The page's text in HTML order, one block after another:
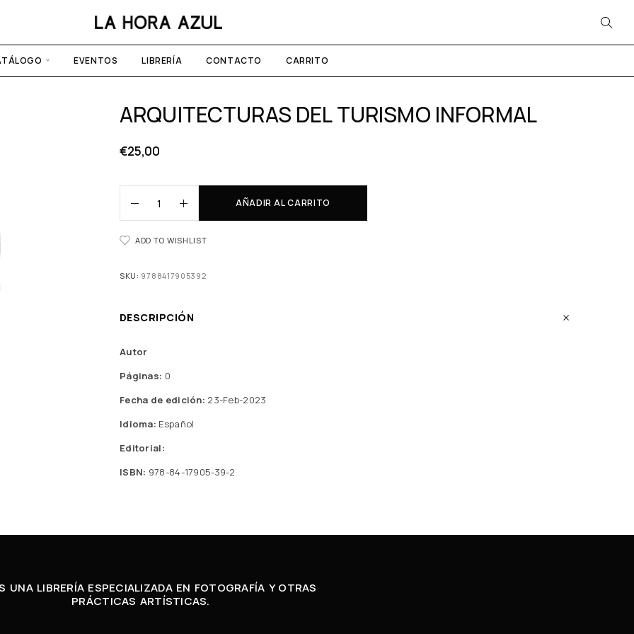
EVENTOS LIBRERÍA CONTACTO CARRITO
ARQUITECTURAS DEL TURISMO INFORMAL
€25,00
AÑADIR AL CARRITO
ADD TO WISHLIST
SKU: 9788417905392
DESCRIPCIÓN
Autor
Páginas: 0
Fecha de edición: 23-Feb-2023
Idioma: Español
Editorial:
ISBN: 978-84-17905-39-2
UNA LIBRERÍA ESPECIALIZADA EN FOTOGRAFÍA Y OTRAS
PRÁCTICAS ARTÍSTICAS.